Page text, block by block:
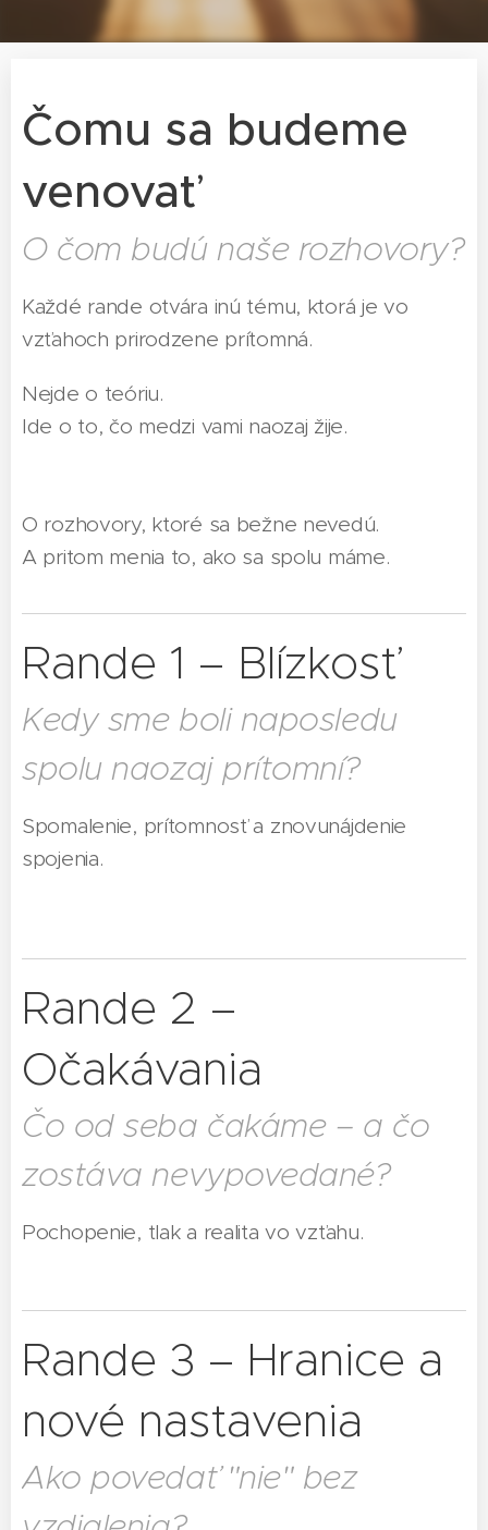
Čomu sa budeme
venovať
O čom budú naše rozhovory?
Každé rande otvára inú tému, ktorá je vo
vzťahoch prirodzene prítomná.
Nejde o teóriu.
Ide o to, čo medzi vami naozaj žije.
O rozhovory, ktoré sa bežne nevedú.
A pritom menia to, ako sa spolu máme.
Rande 1 – Blízkosť
Kedy sme boli naposledu
spolu naozaj prítomní?
Spomalenie, prítomnosť a znovunájdenie
spojenia.
Rande 2 –
Očakávania
Čo od seba čakáme – a čo
zostáva nevypovedané?
Pochopenie, tlak a realita vo vzťahu.
Rande 3 – Hranice a
nové nastavenia
Ako povedať "nie" bez